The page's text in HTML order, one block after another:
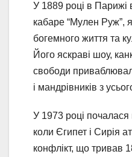
У 1889 році в Парижі
кабаре “Мулен Руж”,
богемного життя та
Його яскраві шоу,
свободи
і мандрівників з
У 1973 році почалася
коли Єгипет і Сирія
конфлікт, що тривав